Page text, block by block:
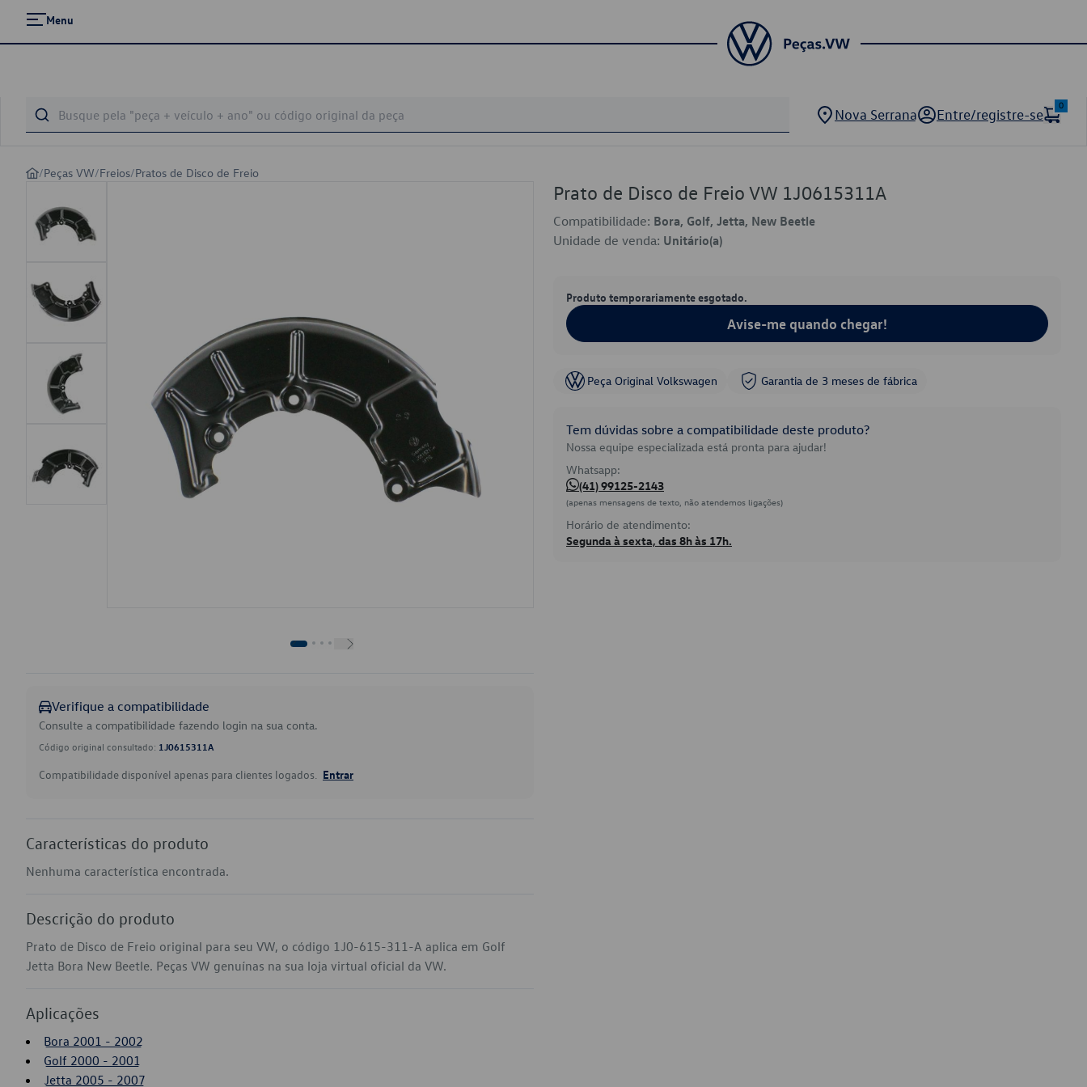
Menu
Nova Serrana Entre/registre-se
0
/Peças VW/Freios/Pratos de Disco de Freio
Verifique a compatibilidade
Consulte a compatibilidade fazendo login na sua conta.
Código original consultado: 1J0615311A
Compatibilidade disponível apenas para clientes logados. Entrar
Características do produto
Nenhuma característica encontrada.
Descrição do produto
Prato de Disco de Freio original para seu VW, o código 1J0-615-311-A aplica em Golf
Jetta Bora New Beetle. Peças VW genuínas na sua loja virtual oficial da VW.
Aplicações
Bora 2001 - 2002
Golf 2000 - 2001
Jetta 2005 - 2007
Prato de Disco de Freio VW 1J0615311A
Compatibilidade: Bora, Golf, Jetta, New Beetle
Unidade de venda: Unitário(a)
Produto temporariamente esgotado.
Avise-me quando chegar!
Peça Original Volkswagen Garantia de 3 meses de fábrica
Tem dúvidas sobre a compatibilidade deste produto?
Nossa equipe especializada está pronta para ajudar!
Whatsapp:
(41) 99125-2143
(apenas mensagens de texto, não atendemos ligações)
Horário de atendimento:
Segunda à sexta, das 8h às 17h.